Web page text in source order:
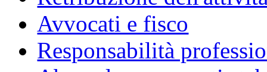
Avvocati e fisco
Responsabilità